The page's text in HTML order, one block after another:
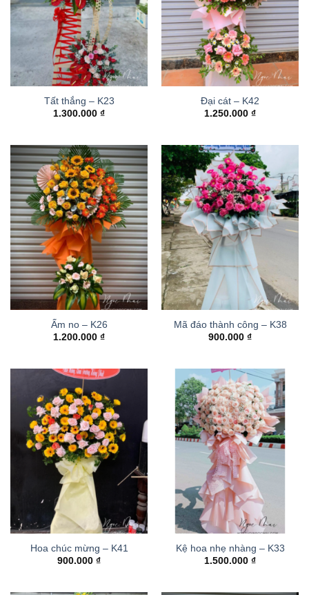
Tất thắng – K23
1.300.000 ₫
Đại cát – K42
1.250.000 ₫
Ấm no – K26
1.200.000 ₫
Mã đáo thành công – K38
900.000 ₫
Hoa chúc mừng – K41
900.000 ₫
Kệ hoa nhẹ nhàng – K33
1.500.000 ₫